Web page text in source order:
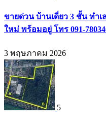
ขายด่วน บ้านเดี่ยว 3 ชั้น ทำ
ใหม่ พร้อมอยู่ โทร 091-
3 พฤษภาคม 2026
5